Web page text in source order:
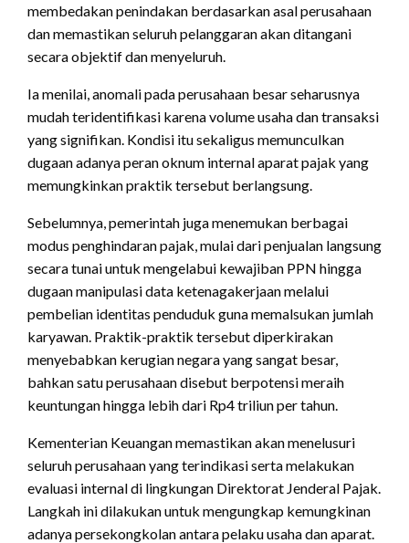
membedakan penindakan berdasarkan asal perusahaan
dan memastikan seluruh pelanggaran akan ditangani
secara objektif dan menyeluruh.
Ia menilai, anomali pada perusahaan besar seharusnya
mudah teridentifikasi karena volume usaha dan transaksi
yang signifikan. Kondisi itu sekaligus memunculkan
dugaan adanya peran oknum internal aparat pajak yang
memungkinkan praktik tersebut berlangsung.
Sebelumnya, pemerintah juga menemukan berbagai
modus penghindaran pajak, mulai dari penjualan langsung
secara tunai untuk mengelabui kewajiban PPN hingga
dugaan manipulasi data ketenagakerjaan melalui
pembelian identitas penduduk guna memalsukan jumlah
karyawan. Praktik-praktik tersebut diperkirakan
menyebabkan kerugian negara yang sangat besar,
bahkan satu perusahaan disebut berpotensi meraih
keuntungan hingga lebih dari Rp4 triliun per tahun.
Kementerian Keuangan memastikan akan menelusuri
seluruh perusahaan yang terindikasi serta melakukan
evaluasi internal di lingkungan Direktorat Jenderal Pajak.
Langkah ini dilakukan untuk mengungkap kemungkinan
adanya persekongkolan antara pelaku usaha dan aparat.